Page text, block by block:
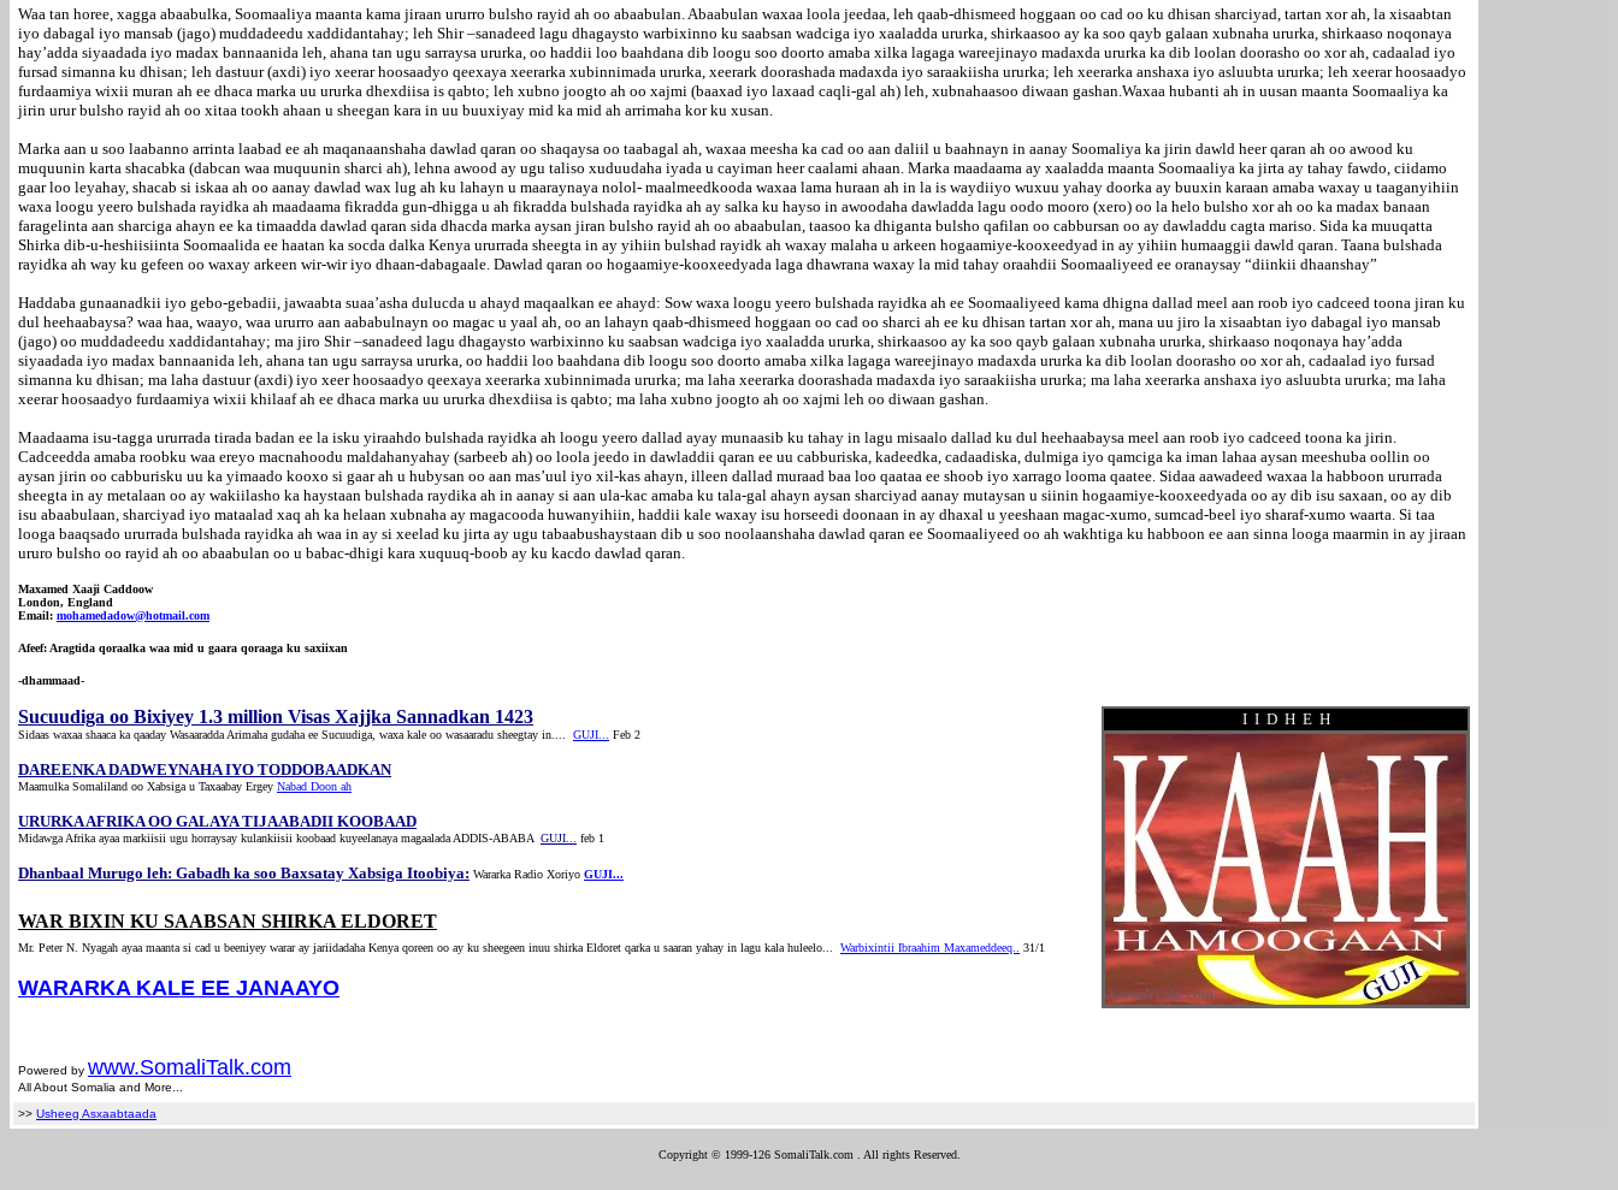
Waa tan horee, xagga abaabulka, Soomaaliya maanta kama jiraan ururro bulsho rayid ah oo abaabulan. Abaabulan waxaa loola jeedaa, leh qaab-dhismeed hoggaan oo cad oo ku dhisan sharciyad, tartan xor ah, la xisaabtan
iyo dabagal iyo mansab (jago) muddadeedu xaddidantahay; leh Shir –sanadeed lagu dhagaysto warbixinno ku saabsan wadciga iyo xaaladda ururka, shirkaasoo ay ka soo qayb galaan xubnaha ururka, shirkaaso noqonaya
hay’adda siyaadada iyo madax bannaanida leh, ahana tan ugu sarraysa ururka, oo haddii loo baahdana dib loogu soo doorto amaba xilka lagaga wareejinayo madaxda ururka ka dib loolan doorasho oo xor ah, cadaalad iyo
fursad simanna ku dhisan; leh dastuur (axdi) iyo xeerar hoosaadyo qeexaya xeerarka xubinnimada ururka, xeerark doorashada madaxda iyo saraakiisha ururka; leh xeerarka anshaxa iyo asluubta ururka; leh xeerar hoosaadyo
furdaamiya wixii muran ah ee dhaca marka uu ururka dhexdiisa is qabto; leh xubno joogto ah oo xajmi (baaxad iyo laxaad caqli-gal ah) leh, xubnahaasoo diwaan gashan.Waxaa hubanti ah in uusan maanta Soomaaliya ka
jirin urur bulsho rayid ah oo xitaa tookh ahaan u sheegan kara in uu buuxiyay mid ka mid ah arrimaha kor ku xusan.
Marka aan u soo laabanno arrinta laabad ee ah maqanaanshaha dawlad qaran oo shaqaysa oo taabagal ah, waxaa meesha ka cad oo aan daliil u baahnayn in aanay Soomaliya ka jirin dawld heer qaran ah oo awood ku
muquunin karta shacabka (dabcan waa muquunin sharci ah), lehna awood ay ugu taliso xuduudaha iyada u cayiman heer caalami ahaan. Marka maadaama ay xaaladda maanta Soomaaliya ka jirta ay tahay fawdo, ciidamo
gaar loo leyahay, shacab si iskaa ah oo aanay dawlad wax lug ah ku lahayn u maaraynaya nolol- maalmeedkooda waxaa lama huraan ah in la is waydiiyo wuxuu yahay doorka ay buuxin karaan amaba waxay u taaganyihiin
waxa loogu yeero bulshada rayidka ah maadaama fikradda gun-dhigga u ah fikradda bulshada rayidka ah ay salka ku hayso in awoodaha dawladda lagu oodo mooro (xero) oo la helo bulsho xor ah oo ka madax banaan
faragelinta aan sharciga ahayn ee ka timaadda dawlad qaran sida dhacda marka aysan jiran bulsho rayid ah oo abaabulan, taasoo ka dhiganta bulsho qafilan oo cabbursan oo ay dawladdu cagta mariso. Sida ka muuqatta
Shirka dib-u-heshiisiinta Soomaalida ee haatan ka socda dalka Kenya ururrada sheegta in ay yihiin bulshad rayidk ah waxay malaha u arkeen hogaamiye-kooxeedyad in ay yihiin humaaggii dawld qaran. Taana bulshada
rayidka ah way ku gefeen oo waxay arkeen wir-wir iyo dhaan-dabagaale. Dawlad qaran oo hogaamiye-kooxeedyada laga dhawrana waxay la mid tahay oraahdii Soomaaliyeed ee oranaysay “diinkii dhaanshay”
Haddaba gunaanadkii iyo gebo-gebadii, jawaabta suaa’asha dulucda u ahayd maqaalkan ee ahayd: Sow waxa loogu yeero bulshada rayidka ah ee Soomaaliyeed kama dhigna dallad meel aan roob iyo cadceed toona jiran ku
dul heehaabaysa? waa haa, waayo, waa ururro aan aababulnayn oo magac u yaal ah, oo an lahayn qaab-dhismeed hoggaan oo cad oo sharci ah ee ku dhisan tartan xor ah, mana uu jiro la xisaabtan iyo dabagal iyo mansab
(jago) oo muddadeedu xaddidantahay; ma jiro Shir –sanadeed lagu dhagaysto warbixinno ku saabsan wadciga iyo xaaladda ururka, shirkaasoo ay ka soo qayb galaan xubnaha ururka, shirkaaso noqonaya hay’adda
siyaadada iyo madax bannaanida leh, ahana tan ugu sarraysa ururka, oo haddii loo baahdana dib loogu soo doorto amaba xilka lagaga wareejinayo madaxda ururka ka dib loolan doorasho oo xor ah, cadaalad iyo fursad
simanna ku dhisan; ma laha dastuur (axdi) iyo xeer hoosaadyo qeexaya xeerarka xubinnimada ururka; ma laha xeerarka doorashada madaxda iyo saraakiisha ururka; ma laha xeerarka anshaxa iyo asluubta ururka; ma laha
xeerar hoosaadyo furdaamiya wixii khilaaf ah ee dhaca marka uu ururka dhexdiisa is qabto; ma laha xubno joogto ah oo xajmi leh oo diwaan gashan.
Maadaama isu-tagga ururrada tirada badan ee la isku yiraahdo bulshada rayidka ah loogu yeero dallad ayay munaasib ku tahay in lagu misaalo dallad ku dul heehaabaysa meel aan roob iyo cadceed toona ka jirin.
Cadceedda amaba roobku waa ereyo macnahoodu maldahanyahay (sarbeeb ah) oo loola jeedo in dawladdii qaran ee uu cabburiska, kadeedka, cadaadiska, dulmiga iyo qamciga ka iman lahaa aysan meeshuba oollin oo
aysan jirin oo cabburisku uu ka yimaado kooxo si gaar ah u hubysan oo aan mas’uul iyo xil-kas ahayn, illeen dallad muraad baa loo qaataa ee shoob iyo xarrago looma qaatee. Sidaa aawadeed waxaa la habboon ururrada
sheegta in ay metalaan oo ay wakiilasho ka haystaan bulshada raydika ah in aanay si aan ula-kac amaba ku tala-gal ahayn aysan sharciyad aanay mutaysan u siinin hogaamiye-kooxeedyada oo ay dib isu saxaan, oo ay dib
isu abaabulaan, sharciyad iyo mataalad xaq ah ka helaan xubnaha ay magacooda huwanyihiin, haddii kale waxay isu horseedi doonaan in ay dhaxal u yeeshaan magac-xumo, sumcad-beel iyo sharaf-xumo waarta. Si taa
looga baaqsado ururrada bulshada rayidka ah waa in ay si xeelad ku jirta ay ugu tabaabushaystaan dib u soo noolaanshaha dawlad qaran ee Soomaaliyeed oo ah wakhtiga ku habboon ee aan sinna looga maarmin in ay jiraan
ururo bulsho oo rayid ah oo abaabulan oo u babac-dhigi kara xuquuq-boob ay ku kacdo dawlad qaran.
Maxamed Xaaji Caddoow
London, England
Email: mohamedadow@hotmail.com
Afeef: Aragtida qoraalka waa mid u gaara qoraaga ku saxiixan
-dhammaad-
I I D H E H
Sucuudiga oo Bixiyey 1.3 million Visas Xajjka Sannadkan 1423
Sidaas waxaa shaaca ka qaaday Wasaaradda Arimaha gudaha ee Sucuudiga, waxa kale oo wasaaradu sheegtay in.... GUJI... Feb 2
DAREENKA DADWEYNAHA IYO TODDOBAADKAN
Maamulka Somaliland oo Xabsiga u Taxaabay Ergey Nabad Doon ah
URURKA AFRIKA OO GALAYA TIJAABADII KOOBAAD
Midawga Afrika ayaa markiisii ugu horraysay kulankiisii koobaad kuyeelanaya magaalada ADDIS-ABABA GUJI... feb 1
Dhanbaal Murugo leh: Gabadh ka soo Baxsatay Xabsiga Itoobiya: Wararka Radio Xoriyo GUJI...
WAR BIXIN KU SAABSAN SHIRKA ELDORET
Mr. Peter N. Nyagah ayaa maanta si cad u beeniyey warar ay jariidadaha Kenya qoreen oo ay ku sheegeen inuu shirka Eldoret qarka u saaran yahay in lagu kala huleelo... Warbixintii Ibraahim Maxameddeeq.. 31/1
WARARKA KALE EE JANAAYO
Powered by www.SomaliTalk.com
All About Somalia and More...
>> Usheeg Asxaabtaada
Copyright © 1999-126 SomaliTalk.com . All rights Reserved.